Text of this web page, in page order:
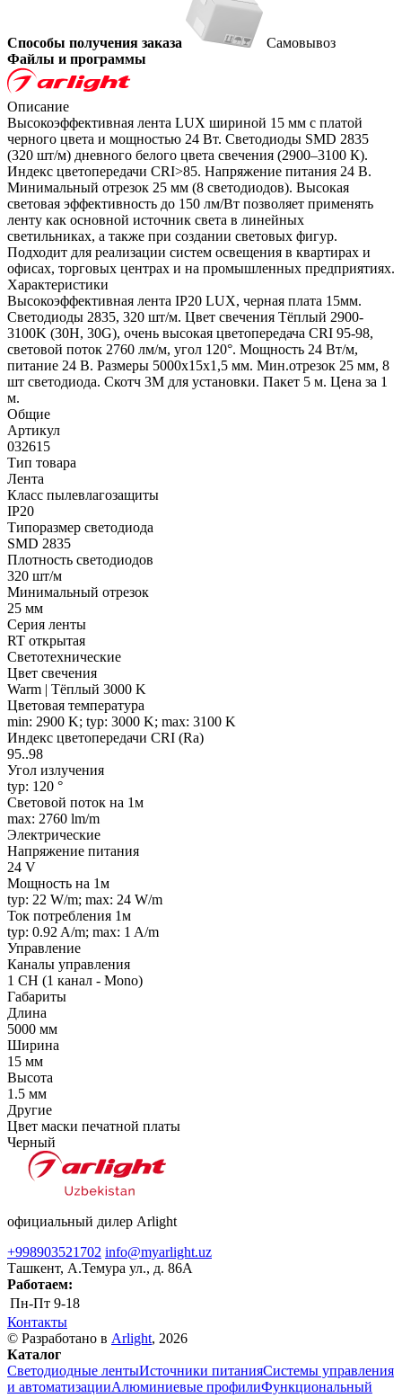
Способы получения заказа
Самовывоз
Файлы и программы
Описание
Высокоэффективная лента LUX шириной 15 мм с платой
черного цвета и мощностью 24 Вт. Светодиоды SMD 2835
(320 шт/м) дневного белого цвета свечения (2900–3100 К).
Индекс цветопередачи CRI>85. Напряжение питания 24 В.
Минимальный отрезок 25 мм (8 светодиодов). Высокая
световая эффективность до 150 лм/Вт позволяет применять
ленту как основной источник света в линейных
светильниках, а также при создании световых фигур.
Подходит для реализации систем освещения в квартирах и
офисах, торговых центрах и на промышленных предприятиях.
Характеристики
Высокоэффективная лента IP20 LUX, черная плата 15мм.
Светодиоды 2835, 320 шт/м. Цвет свечения Тёплый 2900-
3100K (30H, 30G), очень высокая цветопередача CRI 95-98,
световой поток 2760 лм/м, угол 120°. Мощность 24 Вт/м,
питание 24 В. Размеры 5000х15х1,5 мм. Мин.отрезок 25 мм, 8
шт светодиода. Скотч 3М для установки. Пакет 5 м. Цена за 1
м.
Общие
Артикул
032615
Тип товара
Лента
Класс пылевлагозащиты
IP20
Типоразмер светодиода
SMD 2835
Плотность светодиодов
320 шт/м
Минимальный отрезок
25 мм
Серия ленты
RT открытая
Светотехнические
Цвет свечения
Warm | Тёплый 3000 K
Цветовая температура
min: 2900 K; typ: 3000 K; max: 3100 K
Индекс цветопередачи CRI (Ra)
95..98
Угол излучения
typ: 120 °
Световой поток на 1м
max: 2760 lm/m
Электрические
Напряжение питания
24 V
Мощность на 1м
typ: 22 W/m; max: 24 W/m
Ток потребления 1м
typ: 0.92 A/m; max: 1 A/m
Управление
Каналы управления
1 CH (1 канал - Mono)
Габариты
Длина
5000 мм
Ширина
15 мм
Высота
1.5 мм
Другие
Цвет маски печатной платы
Черный
официальный дилер Arlight
+998903521702 info@myarlight.uz
Ташкент, А.Темура ул., д. 86А
Работаем:
Пн-Пт 9-18
Контакты
© Разработано в Arlight, 2026
Каталог
Светодиодные лентыИсточники питанияСистемы управления
и автоматизацииАлюминиевые профилиФункциональный